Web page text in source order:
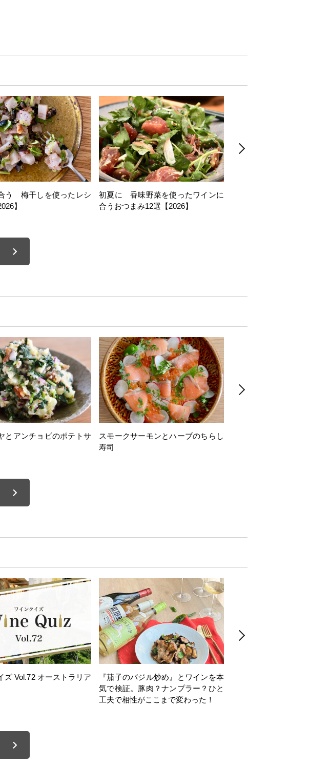
う 梅干しを使ったレシ
】
初夏に 香味野菜を使ったワインに
合うおつまみ12選【2026】
とアンチョビのポテトサ
スモークサーモンとハーブのちらし
寿司
ズ Vol.72 オーストラリア
『茄子のバジル炒め』とワインを本
気で検証。豚肉？ナンプラー？ひと
工夫で相性がここまで変わった！